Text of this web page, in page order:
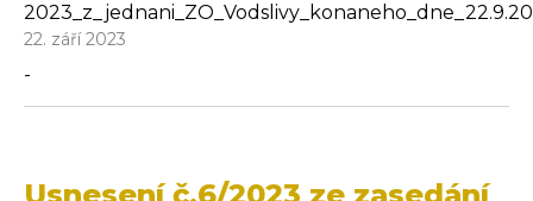
22. září 2023
-